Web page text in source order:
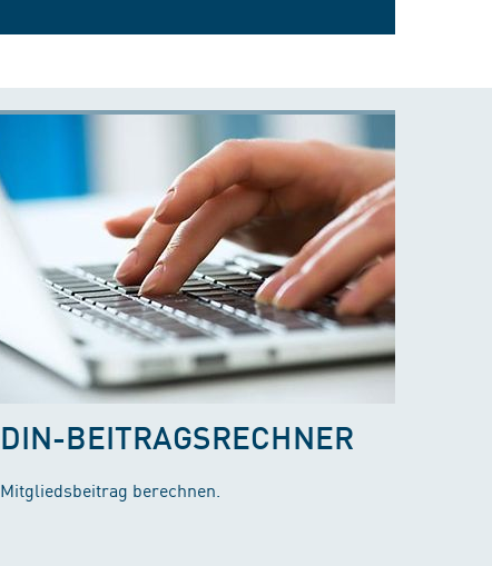
DIN-BEITRAGSRECHNER
Mitgliedsbeitrag berechnen.